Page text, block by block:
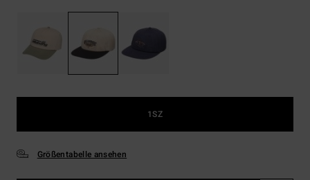
1SZ
Größentabelle ansehen